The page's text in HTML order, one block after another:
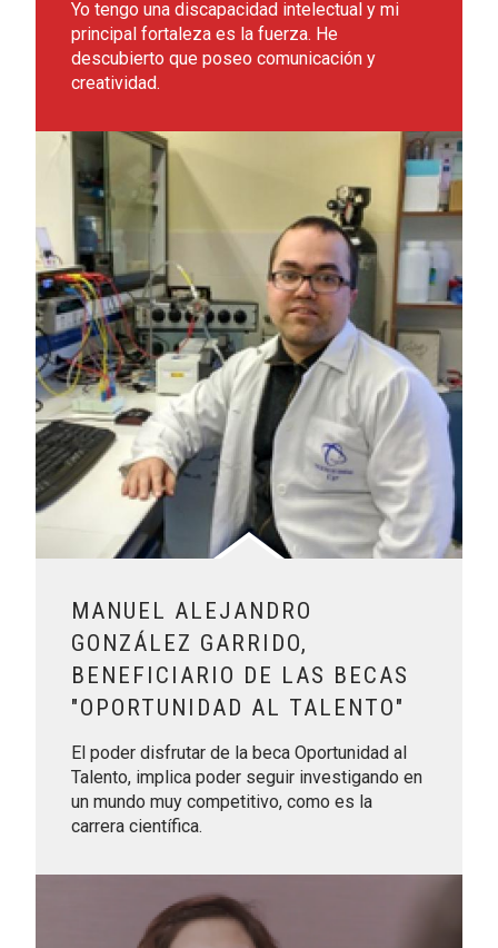
Yo tengo una discapacidad intelectual y mi
principal fortaleza es la fuerza. He
descubierto que poseo comunicación y
creatividad.
MANUEL ALEJANDRO
GONZÁLEZ GARRIDO,
BENEFICIARIO DE LAS BECAS
"OPORTUNIDAD AL TALENTO"
El poder disfrutar de la beca Oportunidad al
Talento, implica poder seguir investigando en
un mundo muy competitivo, como es la
carrera científica.
Leer más sobre Manuel Alejandro González Garrido,